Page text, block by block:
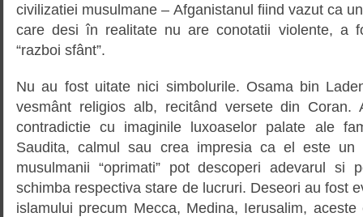
civilizatiei musulmane – Afganistanul fiind vazut ca
care desi în realitate nu are conotatii violente, a
“razboi sfânt”.
Nu au fost uitate nici simbolurile. Osama bin
vesmânt religios alb, recitând versete din Coran.
contradictie cu imaginile luxoaselor palate ale
Saudita, calmul sau crea impresia ca el este un
musulmanii “oprimati” pot descoperi adevarul si
schimba respectiva stare de lucruri. Deseori au fost
islamului precum Mecca, Medina, Ierusalim,